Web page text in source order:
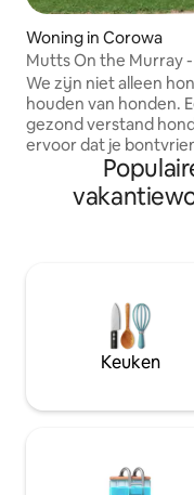
Woning in Corowa
Mutts On the Murray
We zijn niet alleen
houden van honden.
gezond verstand
ervoor dat je
welkom zal voelen.
honden hoeven zich
maken dat
gemakkelijke
nieuwe Aquatic
avonturenspeeltuin.
Kayo, 2 tv-kamers, super WOW
uitzicht op de hemel.
Keuken